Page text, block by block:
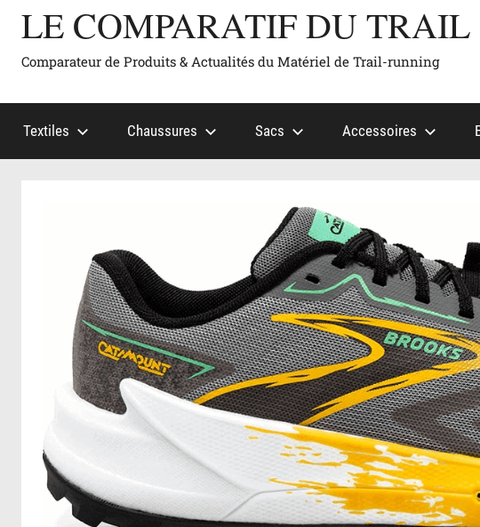
LE COMPARATIF DU TRAIL
Comparateur de Produits & Actualités du Matériel de Trail-running
Textiles Chaussures Sacs Accessoires